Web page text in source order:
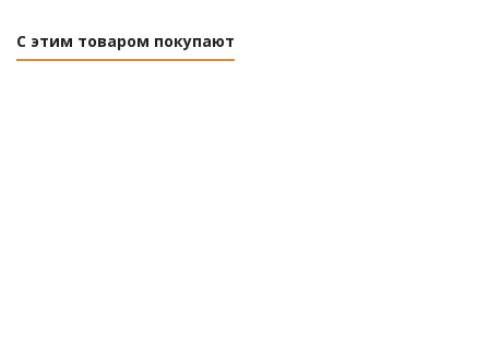
С этим товаром покупают